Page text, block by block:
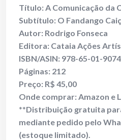
Título: A Comunicação da
Subtítulo: O Fandango
Autor: Rodrigo Fonseca
Editora: Cataia Ações
ISBN/ASIN: 978-65-01-
Páginas: 212
Preço: R$ 45,00
Onde comprar: Amazon e
**Distribuição gratuita
mediante pedido pelo
(estoque limitado).